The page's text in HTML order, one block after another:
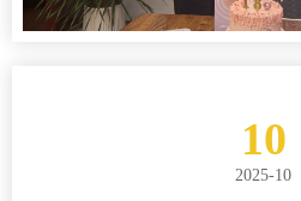
10
2025-10